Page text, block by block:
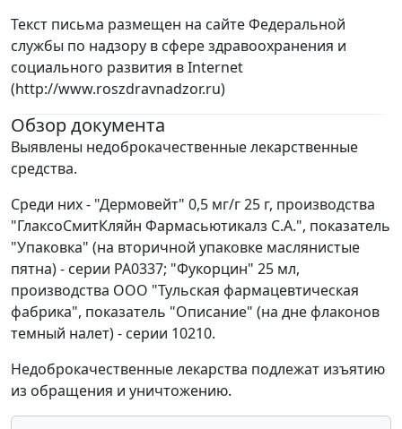
Текст письма размещен на сайте Федеральной
службы по надзору в сфере здравоохранения и
социального развития в Internet
(http://www.roszdravnadzor.ru)
Обзор документа
Выявлены недоброкачественные лекарственные
средства.
Среди них - "Дермовейт" 0,5 мг/г 25 г, производства
"ГлаксоСмитКляйн Фармасьютикалз С.А.", показатель
"Упаковка" (на вторичной упаковке маслянистые
пятна) - серии РА0337; "Фукорцин" 25 мл,
производства ООО "Тульская фармацевтическая
фабрика", показатель "Описание" (на дне флаконов
темный налет) - серии 10210.
Недоброкачественные лекарства подлежат изъятию
из обращения и уничтожению.